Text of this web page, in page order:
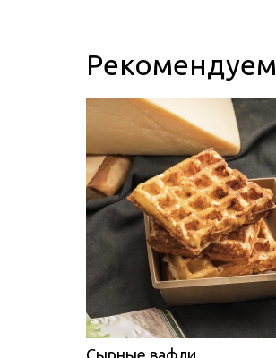
Рекомендуем
Сырные вафли